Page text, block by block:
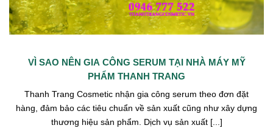
VÌ SAO NÊN GIA CÔNG SERUM TẠI NHÀ MÁY MỸ
PHẨM THANH TRANG
Thanh Trang Cosmetic nhận gia công serum theo đơn đặt
hàng, đảm bảo các tiêu chuẩn về sản xuất cũng như xây dựng
thương hiệu sản phẩm. Dịch vụ sản xuất [...]